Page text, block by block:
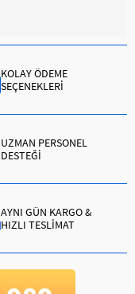
KOLAY ÖDEME
SEÇENEKLERİ
UZMAN PERSONEL
DESTEĞİ
AYNI GÜN KARGO &
HIZLI TESLİMAT